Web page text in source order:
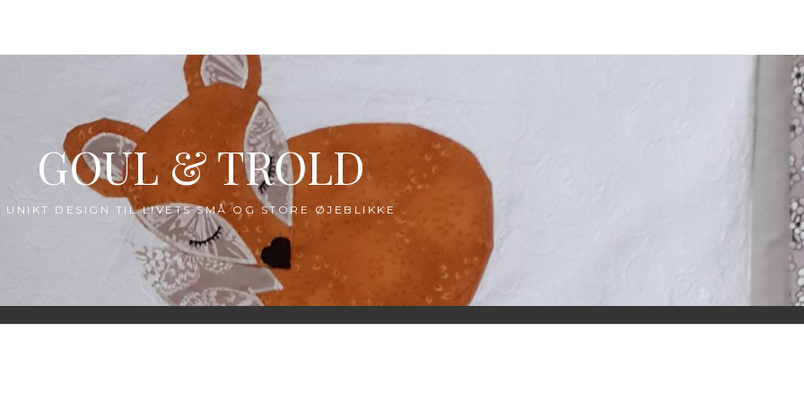
GOUL & TROLD
UNIKT DESIGN TIL LIVETS SMÅ OG STORE ØJEBLIKKE